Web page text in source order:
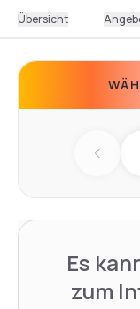
Übersicht
Es
zum